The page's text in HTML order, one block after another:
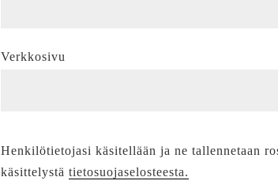
Verkkosivu
Henkilötietojasi käsitellään ja ne tallennetaan
käsittelystä tietosuojaselosteesta.